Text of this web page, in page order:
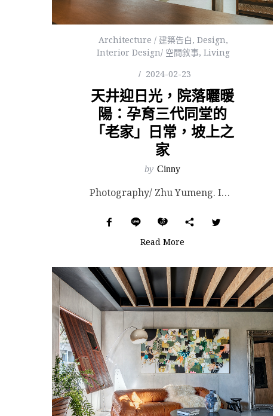
Architecture / 建築告白, Design,
Interior Design/ 空間敘事, Living
2024-02-23
天井迎日光，院落曬暖
陽：孕育三代同堂的
「老家」日常，坡上之
家
by Cinny
Photography/ Zhu Yumeng. Images Courtesy of CHAOFF...
Read More